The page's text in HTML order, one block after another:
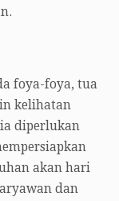
foya-foya, tua
kelihatan
diperlukan
akan hari
dan